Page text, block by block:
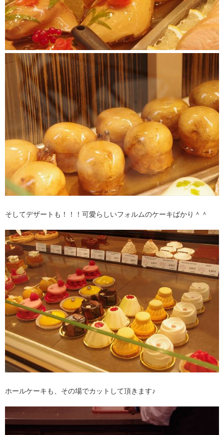
そしてデザートも！！！可愛らしいフォルムのケーキばかり＾＾
ホールケーキも、その場でカットして頂きます♪